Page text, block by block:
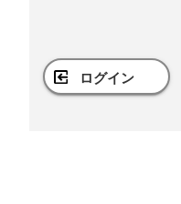
ログイン